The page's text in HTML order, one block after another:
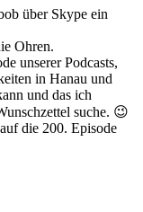
über Skype ein
Ohren.
unserer Podcasts,
in Hanau und
und das ich
suche. 😉
die 200. Episode